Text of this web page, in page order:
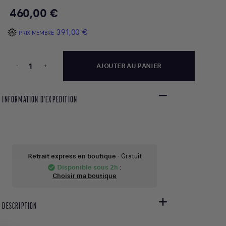
460,00 €
PRIX MEMBRE 391,00 €
- + AJOUTER AU PANIER
INFORMATION D'EXPEDITION
Retrait express en boutique - Gratuit
check_circle Disponible sous 2h :
Choisir ma boutique
DESCRIPTION